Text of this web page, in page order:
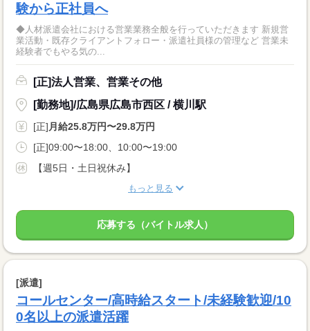
験から正社員へ
◆人材派遣会社における営業業務全般を行っていただきます 新規営
業活動・既存クライアントフォロー・派遣社員様の管理など 営業未
経験者でもやる気の...
[正]法人営業、営業その他
[勤務地]/広島県広島市西区 / 横川駅
[正] 月給25.8万円〜29.8万円
[正]09:00〜18:00、10:00〜19:00
【週5日・土日祝休み】
もっと見る
応募する（バイトル求人）
[派遣]
コールセンター/高時給スタート/未経験歓迎/10
0名以上の派遣活躍